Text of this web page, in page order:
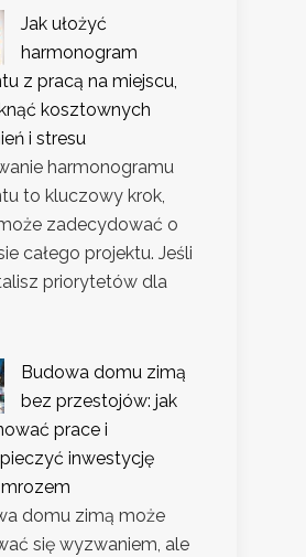
Jak ułożyć
harmonogram
z pracą na miejscu,
kosztownych
i stresu
harmonogramu
to kluczowy krok,
zadecydować o
całego projektu. Jeśli
priorytetów dla
Budowa domu zimą
bez przestojów: jak
prace i
inwestycję
domu zimą może
się wyzwaniem, ale